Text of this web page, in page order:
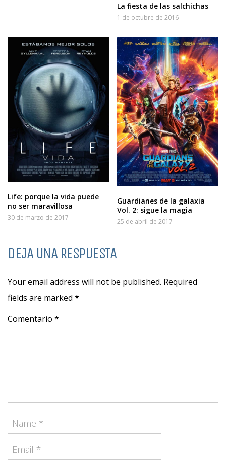
La fiesta de las salchichas
1 de octubre de 2016
Life: porque la vida puede
no ser maravillosa
30 de marzo de 2017
Guardianes de la galaxia
Vol. 2: sigue la magia
25 de abril de 2017
DEJA UNA RESPUESTA
Your email address will not be published. Required
fields are marked *
Comentario *